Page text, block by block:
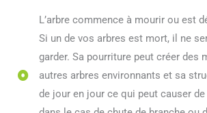
L’arbre commence à mourir ou est
Si un de vos arbres est mort, il ne
garder. Sa pourriture peut créer des
autres arbres environnants et sa
de jour en jour ce qui peut causer